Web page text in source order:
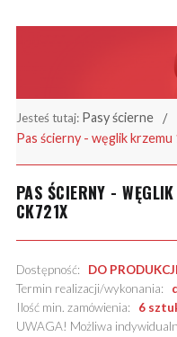
Jesteś tutaj: Pasy ścierne
Pas ścierny - węglik
PAS ŚCIERNY -
CK721X
Dostępność: DO PRODUKCJI
Termin realizacji/wykonania:
Ilość min. zamówienia: 6
UWAGA! Możliwa